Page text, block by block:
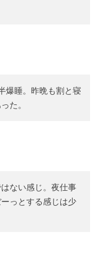
爆睡。昨晩も割と寝
た。
ない感じ。夜仕事
っとする感じは少